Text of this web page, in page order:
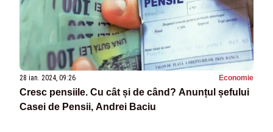
28 ian. 2024, 09:26 Economie
Cresc pensiile. Cu cât și de când? Anunțul șefului
Casei de Pensii, Andrei Baciu